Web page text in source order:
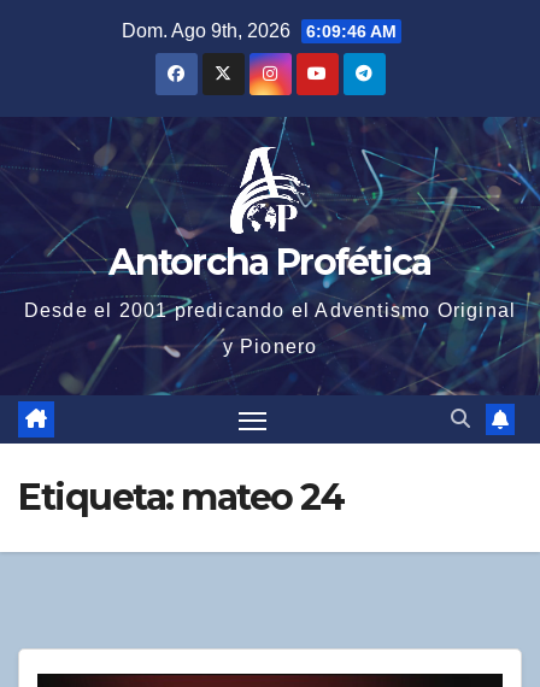
Dom. Ago 9th, 2026 6:09:46 AM
Antorcha Profética
Desde el 2001 predicando el Adventismo Original
y Pionero
Etiqueta: mateo 24